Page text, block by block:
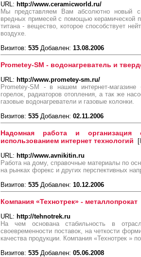
URL: http://www.ceramicworld.ru/
Мы представляем Вам абсолютно новый
вредных примесей с помощью керамической
титана - вещество, которое способствует
воздухе.
Визитов: 535 Добавлен: 13.08.2006
Prometey-SM - водонагреватель и
URL: http://www.prometey-sm.ru/
Prometey-SM - в нашем интернет-магазине
горелок, радиаторов отопления, а так же
газовые водонагреватели и газовые колонки.
Визитов: 535 Добавлен: 02.11.2006
Надомная работа и
использованием интернет технологий [
URL: http://www.avnikitin.ru
Работа на дому, справочные материалы по
на рынках форекс и других перспективных
Визитов: 535 Добавлен: 10.12.2006
Компания «Технотрек» - металлопрокат
URL: http://tehnotrek.ru
На чем основана стабильность в
своевременности поставок, на четкости
качества продукции. Компания «Технотрек »
Визитов: 535 Добавлен: 05.06.2008